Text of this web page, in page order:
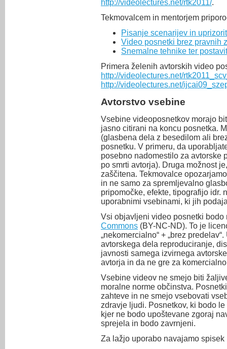
http://videolectures.net/rtk2011/.
Tekmovalcem in mentorjem
Pisanje scenarijev in
Video posnetki brez pravnih
Snemalne tehnike ter
Primera želenih avtorskih video
http://videolectures.net/
http://videolectures.net/
Avtorstvo vsebine
Vsebine videoposnetkov morajo
jasno citirani na koncu posnetka.
(glasbena dela z besedilom ali
posnetku. V primeru, da
posebno nadomestilo za avtorske
po smrti avtorja). Druga možnost
zaščitena. Tekmovalce
in ne samo za spremljevalno
pripomočke, efekte, tipografijo idr.
uporabnimi vsebinami, ki jih
Vsi objavljeni video posnetki
Commons (BY-NC-ND). To je
„nekomercialno“ + „brez
avtorskega dela reproduciranje,
javnosti samega izvirnega
avtorja in da ne gre za
Vsebine videov ne smejo biti
moralne norme občinstva.
zahteve in ne smejo vsebovati
zdravje ljudi. Posnetkov, ki bodo
kjer ne bodo upoštevane zgoraj
sprejela in bodo zavrnjeni.
Za lažjo uporabo navajamo